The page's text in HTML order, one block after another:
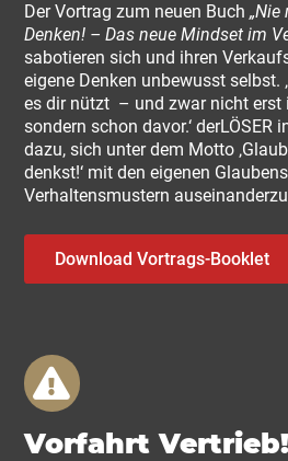
Der Vortrag zum neuen Buch „Nie
Denken! – Das neue Mindset im
sabotieren sich und ihren
eigene Denken unbewusst selbst.
es dir nützt – und zwar nicht erst
sondern schon davor.‘ derLÖSER
dazu, sich unter dem Motto
denkst!‘ mit den eigenen
Verhaltensmustern
Download Vortrags-Booklet
Vorfahrt Vertrieb!